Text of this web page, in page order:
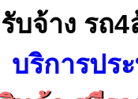
บจ้าง รถ
บริการปร